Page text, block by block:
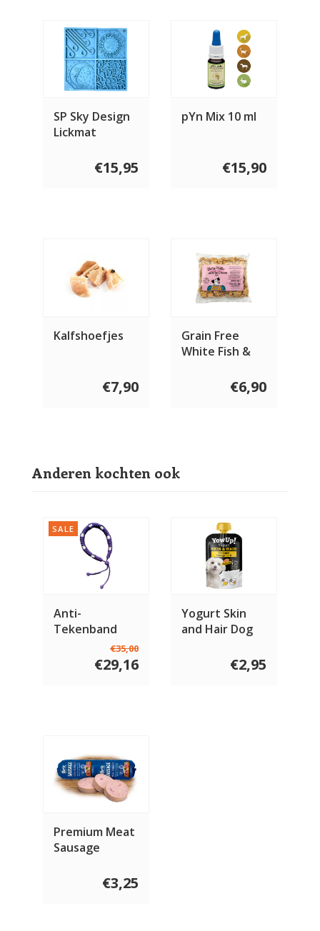
SP Sky Design
Lickmat
€15,95
pYn Mix 10 ml
€15,90
Kalfshoefjes
€7,90
Grain Free
White Fish &
400 gram€6,90
Anderen kochten ook
SALE
Anti-
Tekenband
Royal Purple€35,00
€29,16
Yogurt Skin
and Hair Dog
€2,95
Premium Meat
Sausage
€3,25